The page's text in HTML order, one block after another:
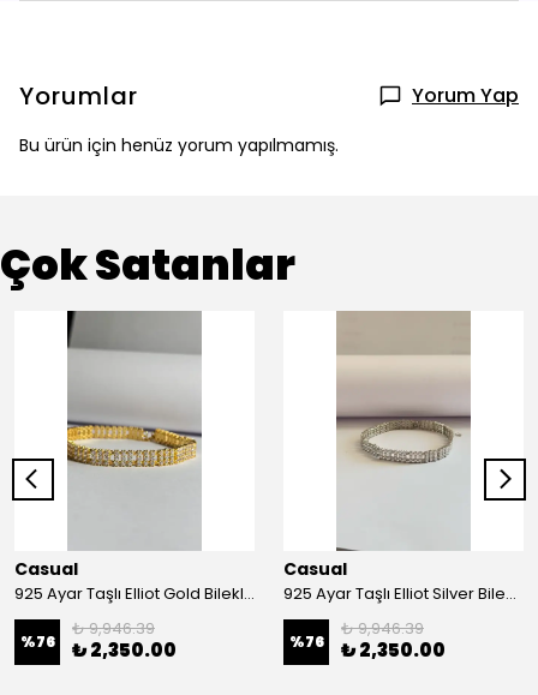
Yorumlar Yorum Yap
Bu ürün için henüz yorum yapılmamış.
Çok Satanlar
Casual
925 Ayar Taşlı Elliot Gold Bileklik
%76
₺ 9,946.39
₺ 2,350.00
Casual
925 Ayar Taşlı Elliot Silver Bileklik
%76
₺ 9,946.39
₺ 2,350.00